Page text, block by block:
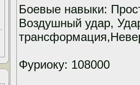
Боевые навыки:
Воздушный удар,
Фуриоку: 108000